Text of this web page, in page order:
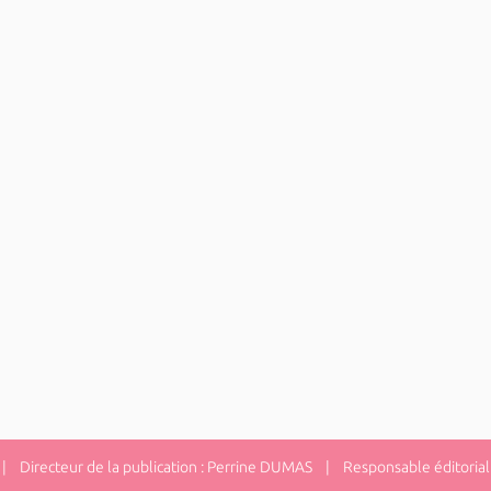
Directeur de la publication : Perrine DUMAS | Responsable éditorial :